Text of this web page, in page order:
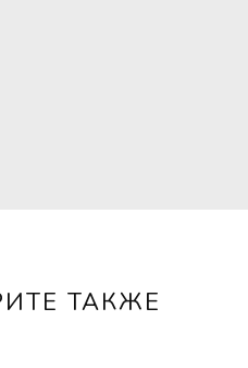
ТАКЖЕ